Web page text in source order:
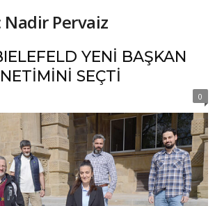
Pervaiz
YENİ BAŞKAN
SEÇTİ
0